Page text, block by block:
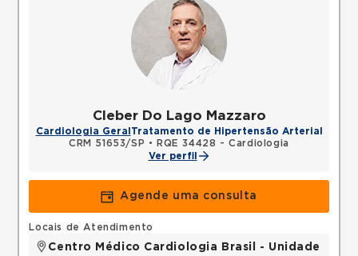
Cleber Do Lago Mazzaro
Cardiologia Geral Tratamento de Hipertensão Arterial
CRM 51653/SP •
RQE 34428 - Cardiologia
Ver perfil
Agende uma consulta
Locais de Atendimento
Centro Médico Cardiologia Brasil - Unidade